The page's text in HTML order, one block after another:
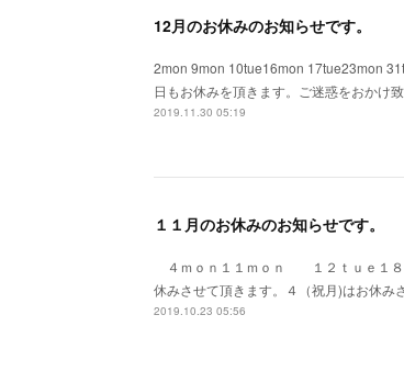
12月のお休みのお知らせです。
2mon 9mon 10tue16mon 17tue23mon
日もお休みを頂きます。ご迷惑をおかけ
2019.11.30 05:19
１１月のお休みのお知らせです。
４ｍｏｎ１１ｍｏｎ １２ｔｕｅ１８
休みさせて頂きます。４（祝月)はお休
2019.10.23 05:56